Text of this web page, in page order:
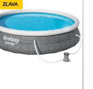
ZĽAVA